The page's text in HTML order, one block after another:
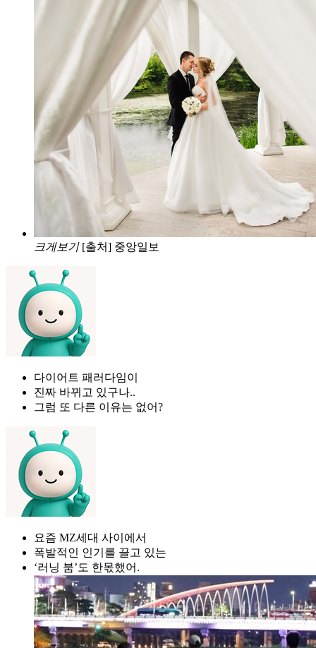
크게보기 [출처] 중앙일보
다이어트 패러다임이
진짜 바뀌고 있구나..
그럼 또 다른 이유는 없어?
요즘 MZ세대 사이에서
폭발적인 인기를 끌고 있는
‘러닝 붐’도 한몫했어.